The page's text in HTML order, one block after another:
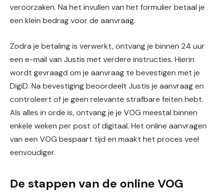
veroorzaken. Na het invullen van het formulier betaal je
een klein bedrag voor de aanvraag.
Zodra je betaling is verwerkt, ontvang je binnen 24 uur
een e-mail van Justis met verdere instructies. Hierin
wordt gevraagd om je aanvraag te bevestigen met je
DigiD. Na bevestiging beoordeelt Justis je aanvraag en
controleert of je geen relevante strafbare feiten hebt.
Als alles in orde is, ontvang je je VOG meestal binnen
enkele weken per post of digitaal. Het online aanvragen
van een VOG bespaart tijd en maakt het proces veel
eenvoudiger.
De stappen van de online VOG